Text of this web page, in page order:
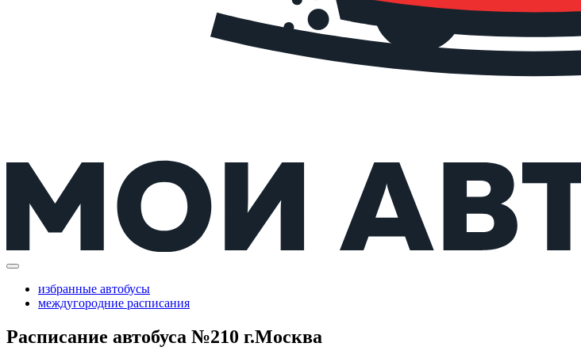
избранные автобусы
междугородние расписания
Расписание автобуса №210 г.Москва